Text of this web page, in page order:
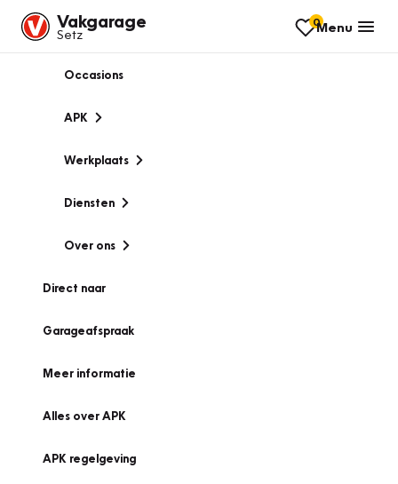
Vakgarage
Setz
0Menu
Occasions
APK
Werkplaats
Diensten
Over ons
Direct naar
Garageafspraak
Meer informatie
Alles over APK
APK regelgeving